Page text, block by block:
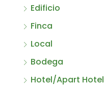
Edificio
Finca
Local
Bodega
Hotel/Apart Hotel